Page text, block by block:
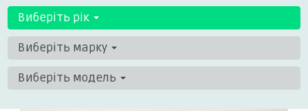
Виберіть рік
Виберіть марку
Виберіть модель